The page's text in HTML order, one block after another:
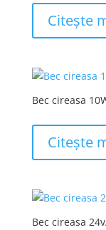
Citește
Bec cireasa
Citește
Bec cireasa